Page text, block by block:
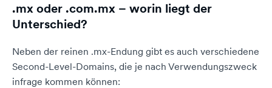
.mx oder .com.mx – worin liegt der
Unterschied?
Neben der reinen .mx-Endung gibt es auch verschiedene
Second-Level-Domains, die je nach Verwendungszweck
infrage kommen können: